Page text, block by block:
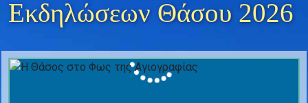
Εκδηλώσεων Θάσου 2026